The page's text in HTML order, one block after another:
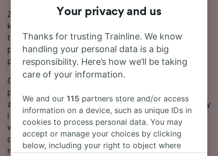
Zaplanuj podróż z wyprzedzeniem i zarezerwuj bilety
kolejowe wcześniej, aby załapać się na najtańsze
taryfy. Skorzystaj z naszego narzędzia do planowania
podróży, aby sprawdzić aktualne ceny za przejazd
pociągiem relacji Stuttgart – Aulendorf.
Czytaj dalej, aby znaleźć więcej informacji na temat
podróży pociągiem do stacji Aulendorf, w tym często
zadawane pytania, rozkład jazdy zawierający pierwszy
i ostatni kurs oraz wskazówki dotyczące
wyszukiwania tanich biletów kolejowych. Jeśli chcesz
dokonać rezerwacji, już dziś poszukaj biletów w
naszym serwisie.
Your privacy and us
Thanks for trusting Trainline. We know
handling your personal data is a big
responsibility. Here’s how we’ll be taking
care of your information.
We and our115 partners store and/or access
information on a device, such as unique IDs in
cookies to process personal data. You may
accept or manage your choices by clicking
below, including your right to object where